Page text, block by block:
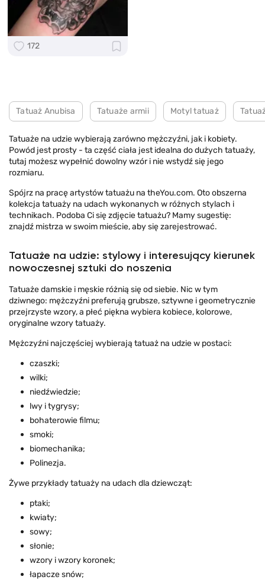
172
Tatuaż Anubisa Tatuaże armii Motyl tatuaż
Tatuaże na udzie wybierają zarówno mężczyźni, jak i kobiety.
Powód jest prosty - ta część ciała jest idealna do dużych tatuaży,
tutaj możesz wypełnić dowolny wzór i nie wstydź się jego
rozmiaru.
Spójrz na pracę artystów tatuażu na theYou.com. Oto obszerna
kolekcja tatuaży na udach wykonanych w różnych stylach i
technikach. Podoba Ci się zdjęcie tatuażu? Mamy sugestię:
znajdź mistrza w swoim mieście, aby się zarejestrować.
Tatuaże na udzie: stylowy i interesujący kierunek
nowoczesnej sztuki do noszenia
Tatuaże damskie i męskie różnią się od siebie. Nic w tym
dziwnego: mężczyźni preferują grubsze, sztywne i geometrycznie
przejrzyste wzory, a płeć piękna wybiera kobiece, kolorowe,
oryginalne wzory tatuaży.
Mężczyźni najczęściej wybierają tatuaż na udzie w postaci:
czaszki;
wilki;
niedźwiedzie;
lwy i tygrysy;
bohaterowie filmu;
smoki;
biomechanika;
Polinezja.
Żywe przykłady tatuaży na udach dla dziewcząt:
ptaki;
kwiaty;
sowy;
słonie;
wzory i wzory koronek;
łapacze snów;